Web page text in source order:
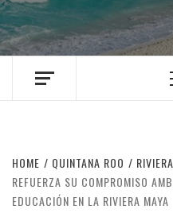
HOME QUINTANA ROO
REFUERZA SU COMPROMISO
EDUCACIÓN EN LA RIVIERA MAYA